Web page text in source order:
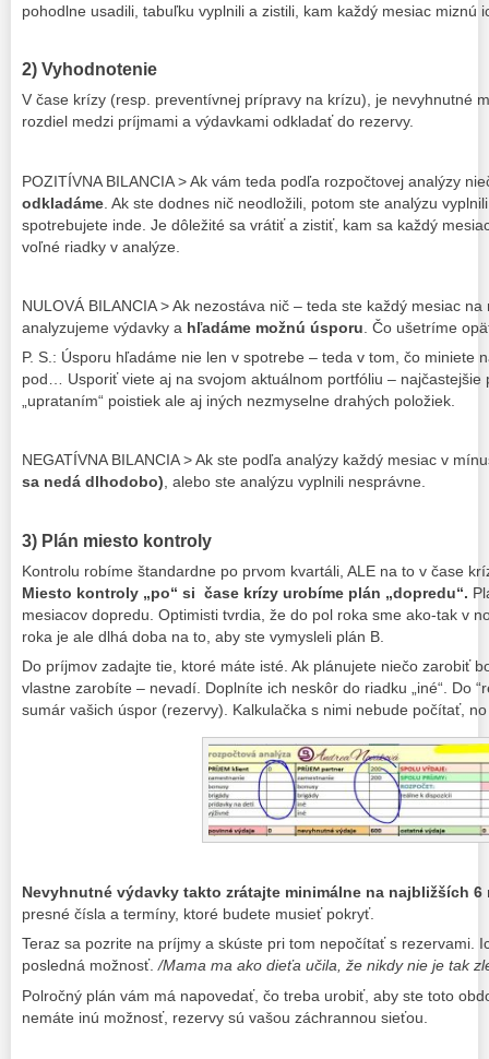
pohodlne usadili, tabuľku vyplnili a zistili, kam každý mesiac
2) Vyhodnotenie
V čase krízy (resp. preventívnej prípravy na krízu), je nevyhnutné
rozdiel medzi príjmami a výdavkami odkladať do rezervy.
POZITÍVNA BILANCIA > Ak vám teda podľa rozpočtovej analýzy
odkladáme . Ak ste dodnes nič neodložili, potom ste analýzu
spotrebujete inde. Je dôležité sa vrátiť a zistiť, kam sa každý
voľné riadky v analýze.
NULOVÁ BILANCIA > Ak nezostáva nič – teda ste každý mesiac na
analyzujeme výdavky a hľadáme možnú úsporu . Čo ušetríme
P. S.: Úsporu hľadáme nie len v spotrebe – teda v tom, čo miniete
pod… Usporiť viete aj na svojom aktuálnom portfóliu – najčastejšie
„uprataním“ poistiek ale aj iných nezmyselne drahých položiek.
NEGATÍVNA BILANCIA > Ak ste podľa analýzy každý mesiac v
sa nedá dlhodobo), alebo ste analýzu vyplnili nesprávne.
3) Plán miesto kontroly
Kontrolu robíme štandardne po prvom kvartáli, ALE na to v čase
Miesto kontroly „po“ si čase krízy urobíme plán „dopredu“.
mesiacov dopredu. Optimisti tvrdia, že do pol roka sme ako-tak v
roka je ale dlhá doba na to, aby ste vymysleli plán B.
Do príjmov zadajte tie, ktoré máte isté. Ak plánujete niečo zarobiť
vlastne zarobíte – nevadí. Doplníte ich neskôr do riadku „iné“. Do
sumár vašich úspor (rezervy). Kalkulačka s nimi nebude počítať,
Nevyhnutné výdavky takto zrátajte minimálne na najbližších 6
presné čísla a termíny, ktoré budete musieť pokryť.
Teraz sa pozrite na príjmy a skúste pri tom nepočítať s rezervami.
posledná možnosť./Mama ma ako dieťa učila, že nikdy nie je tak
Polročný plán vám má napovedať, čo treba urobiť, aby ste toto
nemáte inú možnosť, rezervy sú vašou záchrannou sieťou.